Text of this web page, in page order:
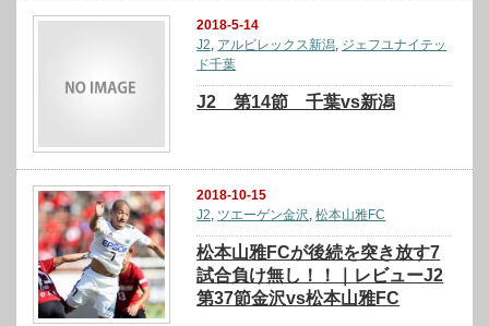
2018-5-14
J2 アルビレックス新潟 ジェフユナイテッ
ド千葉
J2 第14節 千葉vs新潟
2018-10-15
J2, ツエーゲン金沢,松本山雅FC
松本山雅FCが後続を突き放す7
試合負け無し！！｜レビューJ2
第37節金沢vs松本山雅FC